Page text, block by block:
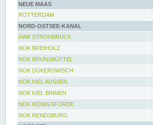
NEUE MAAS
ROTTERDAM
NORD-OSTSEE-KANAL
AWK STROHBRÜCK
NOK BREIHOLZ
NOK BRUNSBÜTTEL
NOK DÜKERSWISCH
NOK KIEL AUSSEN
NOK KIEL BINNEN
NOK KÖNIGSFÖRDE
NOK RENDSBURG